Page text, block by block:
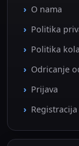
O nama
Politika
Politika
Odricanje
Prijava
Registracija